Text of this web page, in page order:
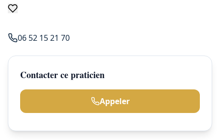
06 52 15 21 70
Contacter ce praticien
Appeler